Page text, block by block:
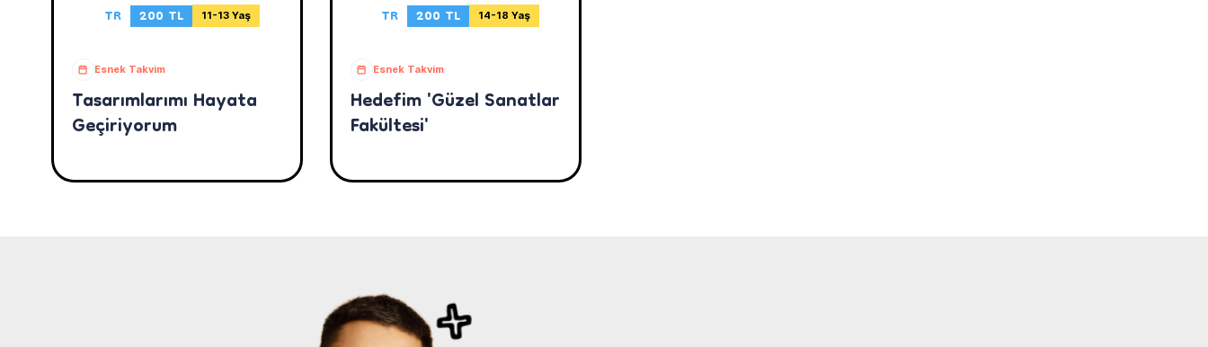
TR 200 TL 11-13 Yaş
Esnek Takvim
Tasarımlarımı Hayata
Geçiriyorum
TR 200 TL 14-18 Yaş
Esnek Takvim
Hedefim 'Güzel Sanatlar
Fakültesi'